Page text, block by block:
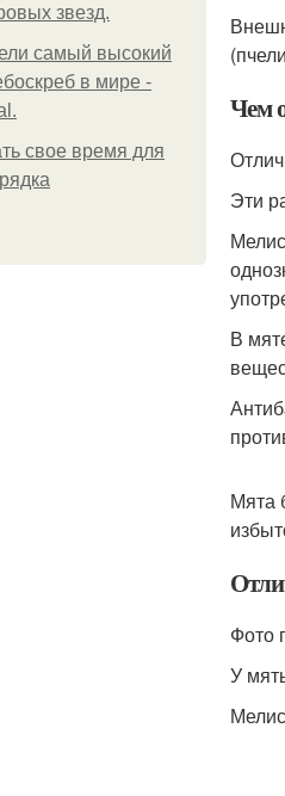
звезд.
самый высокий
в мире -
свое время для
Чем
Эти
В
Мята
Фото
У